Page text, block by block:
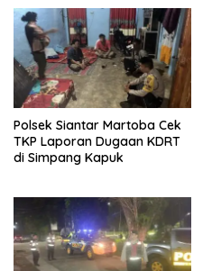
Polsek Siantar Martoba Cek
TKP Laporan Dugaan KDRT
di Simpang Kapuk